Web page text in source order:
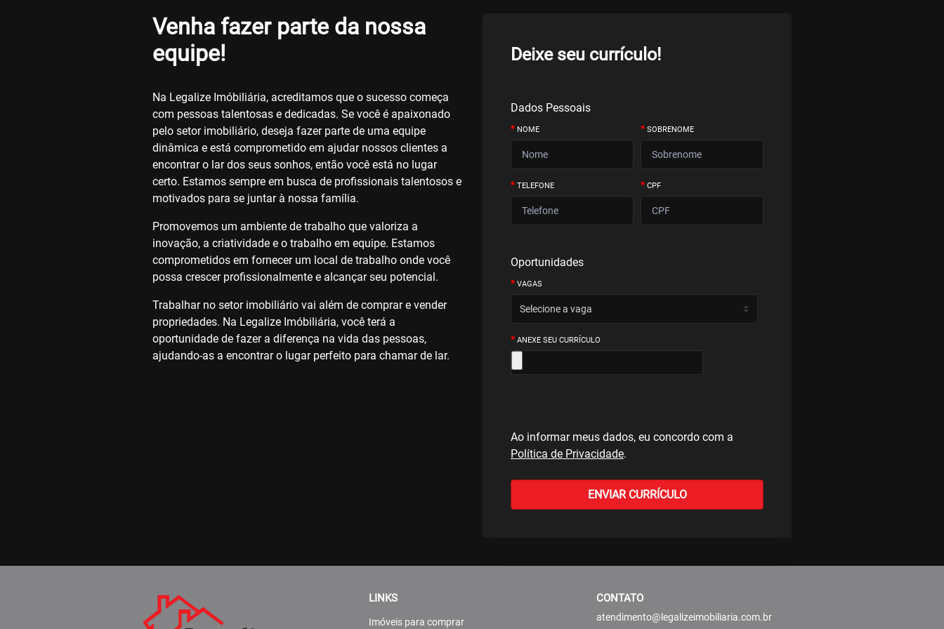
Venha fazer parte da nossa
equipe!
Na Legalize Imóbiliária, acreditamos que o sucesso começa
com pessoas talentosas e dedicadas. Se você é apaixonado
pelo setor imobiliário, deseja fazer parte de uma equipe
dinâmica e está comprometido em ajudar nossos clientes a
encontrar o lar dos seus sonhos, então você está no lugar
certo. Estamos sempre em busca de profissionais talentosos e
motivados para se juntar à nossa família.
Promovemos um ambiente de trabalho que valoriza a
inovação, a criatividade e o trabalho em equipe. Estamos
comprometidos em fornecer um local de trabalho onde você
possa crescer profissionalmente e alcançar seu potencial.
Trabalhar no setor imobiliário vai além de comprar e vender
propriedades. Na Legalize Imóbiliária, você terá a
oportunidade de fazer a diferença na vida das pessoas,
ajudando-as a encontrar o lugar perfeito para chamar de lar.
Deixe seu currículo!
Dados Pessoais
* NOME * SOBRENOME
* TELEFONE * CPF
Oportunidades
* VAGAS
* ANEXE SEU CURRÍCULO
Ao informar meus dados, eu concordo com a
Política de Privacidade.
ENVIAR CURRÍCULO
LINKS
Imóveis para comprar
CONTATO
atendimento@legalizeimobiliaria.com.br